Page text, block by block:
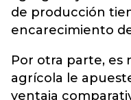
de producción
encarecimiento
Por otra parte, es
agrícola le
ventaja